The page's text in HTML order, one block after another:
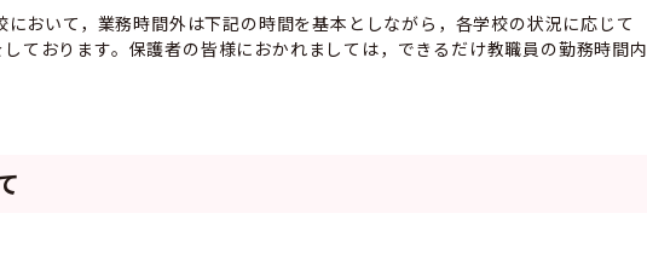
おいて，業務時間外は下記の時間を基本としながら，各学校の状況に応じて
ております。保護者の皆様におかれましては，できるだけ教職員の勤務時間内